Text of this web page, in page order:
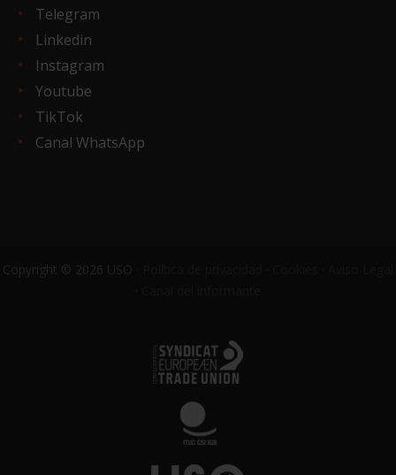
Telegram
Linkedin
Instagram
Youtube
TikTok
Canal WhatsApp
Copyright © 2026 USO ·